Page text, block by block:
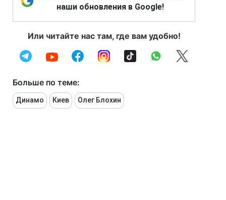
наши обновления в Google!
Или читайте нас там, где вам удобно!
Больше по теме:
Динамо Киев Олег Блохин